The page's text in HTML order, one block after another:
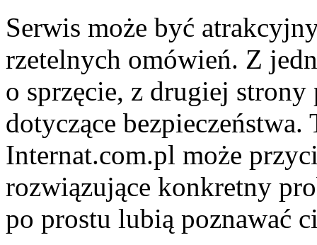
Serwis może być
rzetelnych omówień. Z
o sprzęcie, z drugiej
dotyczące
Internat.com.pl może
rozwiązujące konkretny
po prostu lubią poznawać